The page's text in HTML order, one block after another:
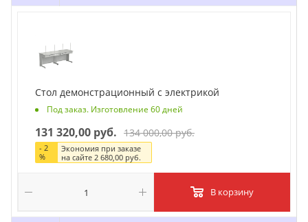
Стол демонстрационный с электрикой
Под заказ. Изготовление 60 дней
131 320,00 руб. 134 000,00 руб.
- 2
%
Экономия при заказе
на сайте 2 680,00 руб.
В корзину